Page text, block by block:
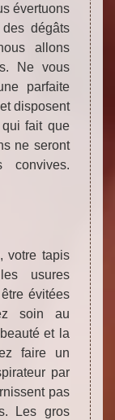
évertuons
dégâts
allons
Ne vous
parfaite
disposent
qui fait que
ne seront
convives.
votre tapis
usures
évitées
soin au
et la
faire un
par
pas
Les gros